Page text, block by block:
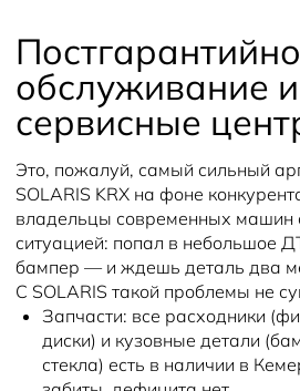
обслуживание и
сервисные
Это, пожалуй, самый сильный
SOLARIS KRX на фоне
владельцы современных машин
ситуацией: попал в небольшое
бампер — и ждешь деталь два
С SOLARIS такой проблемы не
Запчасти: все расходники
диски) и кузовные детали
стекла) есть в наличии в